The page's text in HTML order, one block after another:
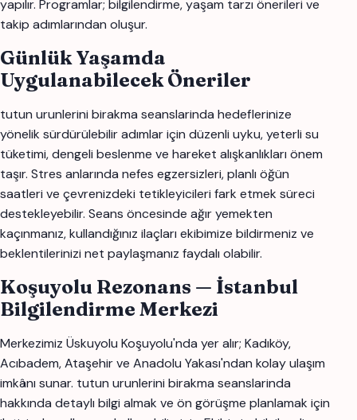
yapılır. Programlar; bilgilendirme, yaşam tarzı önerileri ve
takip adımlarından oluşur.
Günlük Yaşamda
Uygulanabilecek Öneriler
tutun urunlerini birakma seanslarinda hedeflerinize
yönelik sürdürülebilir adımlar için düzenli uyku, yeterli su
tüketimi, dengeli beslenme ve hareket alışkanlıkları önem
taşır. Stres anlarında nefes egzersizleri, planlı öğün
saatleri ve çevrenizdeki tetikleyicileri fark etmek süreci
destekleyebilir. Seans öncesinde ağır yemekten
kaçınmanız, kullandığınız ilaçları ekibimize bildirmeniz ve
beklentilerinizi net paylaşmanız faydalı olabilir.
Koşuyolu Rezonans — İstanbul
Bilgilendirme Merkezi
Merkezimiz Üskuyolu Koşuyolu'nda yer alır; Kadıköy,
Acıbadem, Ataşehir ve Anadolu Yakası'ndan kolay ulaşım
imkânı sunar. tutun urunlerini birakma seanslarinda
hakkında detaylı bilgi almak ve ön görüşme planlamak için